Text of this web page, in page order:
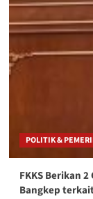
POLITIK &
FKKS Berikan
Bangkep